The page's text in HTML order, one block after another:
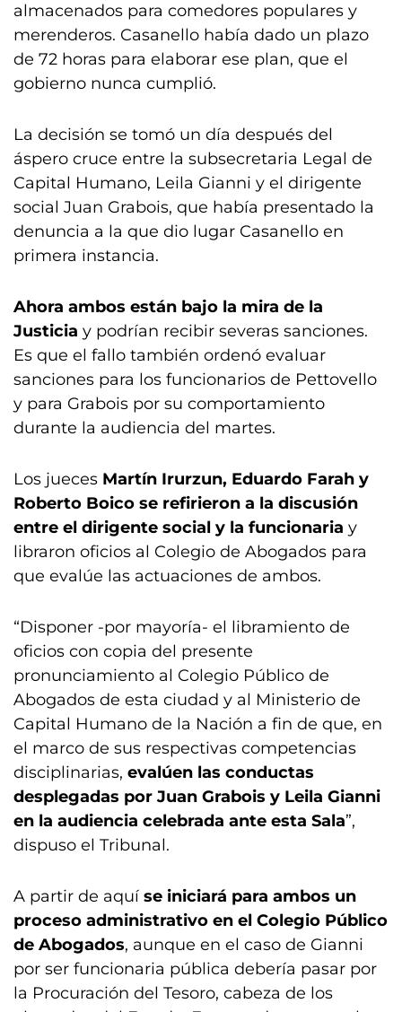
almacenados para comedores populares y
merenderos. Casanello había dado un plazo
de 72 horas para elaborar ese plan, que el
gobierno nunca cumplió.
La decisión se tomó un día después del
áspero cruce entre la subsecretaria Legal de
Capital Humano, Leila Gianni y el dirigente
social Juan Grabois, que había presentado la
denuncia a la que dio lugar Casanello en
primera instancia.
Ahora ambos están bajo la mira de la
Justicia y podrían recibir severas sanciones.
Es que el fallo también ordenó evaluar
sanciones para los funcionarios de Pettovello
y para Grabois por su comportamiento
durante la audiencia del martes.
Los jueces Martín Irurzun, Eduardo Farah y
Roberto Boico se refirieron a la discusión
entre el dirigente social y la funcionaria y
libraron oficios al Colegio de Abogados para
que evalúe las actuaciones de ambos.
“Disponer -por mayoría- el libramiento de
oficios con copia del presente
pronunciamiento al Colegio Público de
Abogados de esta ciudad y al Ministerio de
Capital Humano de la Nación a fin de que, en
el marco de sus respectivas competencias
disciplinarias, evalúen las conductas
desplegadas por Juan Grabois y Leila Gianni
en la audiencia celebrada ante esta Sala”,
dispuso el Tribunal.
A partir de aquí se iniciará para ambos un
proceso administrativo en el Colegio Público
de Abogados, aunque en el caso de Gianni
por ser funcionaria pública debería pasar por
la Procuración del Tesoro, cabeza de los